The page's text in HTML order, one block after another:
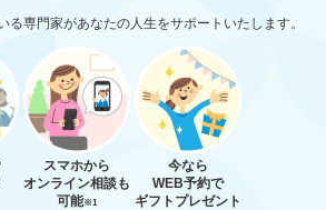
る専門家があなたの人生をサポートいたします。
スマホから
オンライン相談も
可能※1
今なら
WEB予約で
ギフトプレゼント